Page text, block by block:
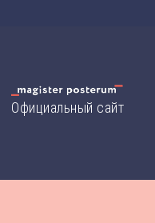
Официальный сайт